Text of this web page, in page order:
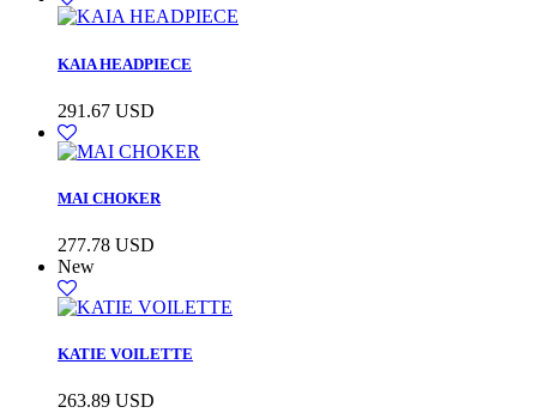
KAIA HEADPIECE
291.67 USD
MAI CHOKER
277.78 USD
New
KATIE VOILETTE
263.89 USD